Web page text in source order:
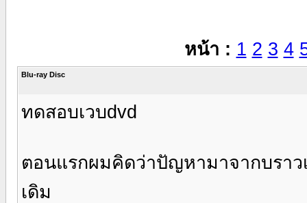
หน้า : 1 2 3 4
Blu-ray Disc
ทดสอบเวบdvd
ตอนแรกผมคิดว่าปัญหามาจากบราว
เดิม